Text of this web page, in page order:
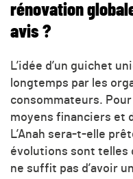
rénovation
avis ?
L’idée d’un guichet
longtemps par les
consommateurs.
moyens financiers et
L’Anah sera-t-elle
évolutions sont telles
ne suffit pas d’avoir